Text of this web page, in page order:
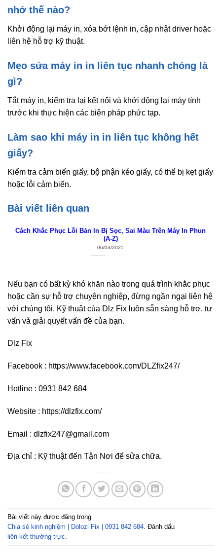
nhớ thế nào?
Khởi động lại máy in, xóa bớt lệnh in, cập nhật driver hoặc
liên hệ hỗ trợ kỹ thuật.
Mẹo sửa máy in in liên tục nhanh chóng là
gì?
Tắt máy in, kiểm tra lại kết nối và khởi động lại máy tính
trước khi thực hiện các biện pháp phức tạp.
Làm sao khi máy in in liên tục không hết
giấy?
Kiểm tra cảm biến giấy, bộ phận kéo giấy, có thể bị kẹt giấy
hoặc lỗi cảm biến.
Bài viết liên quan
Cách Khắc Phục Lỗi Bản In Bị Sọc, Sai Màu Trên Máy In Phun
(A-Z)
06/03/2025
Nếu bạn có bất kỳ khó khăn nào trong quá trình khắc phục
hoặc cần sự hỗ trợ chuyên nghiệp, đừng ngần ngại liên hệ
với chúng tôi. Kỹ thuật của Dlz Fix luôn sẵn sàng hỗ trợ, tư
vấn và giải quyết vấn đề của bạn.
Dlz Fix
Facebook : https://www.facebook.com/DLZfix247/
Hotline : 0931 842 684
Website : https://dlzfix.com/
Email : dlzfix247@gmail.com
Địa chỉ : Kỹ thuật đến Tận Nơi để sửa chữa.
Bài viết này được đăng trong
Chia sẻ kinh nghiệm | Dolozi Fix | 0931 842 684 . Đánh dấu
liên kết thường trực